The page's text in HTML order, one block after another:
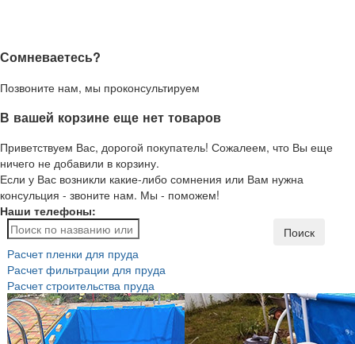
Сомневаетесь?
Позвоните нам, мы проконсультируем
В вашей корзине еще нет товаров
Приветствуем Вас, дорогой покупатель! Сожалеем, что Вы еще
ничего не добавили в корзину.
Если у Вас возникли какие-либо сомнения или Вам нужна
консульция - звоните нам. Мы - поможем!
Наши телефоны:
Поиск
Расчет пленки для пруда
Расчет фильтрации для пруда
Расчет строительства пруда